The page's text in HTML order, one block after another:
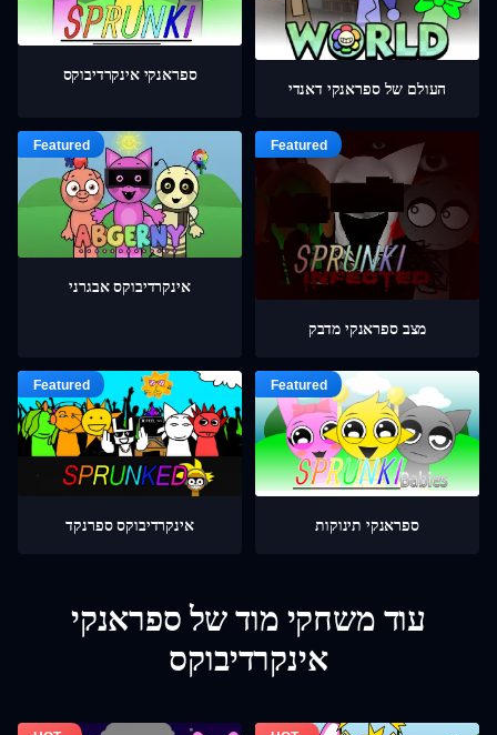
ספראנקי אינקרדיבוקס
העולם של ספראנקי דאנדי
אינקרדיבוקס אבגרני
מצב ספראנקי מדבק
אינקרדיבוקס ספרנקד ספראנקי תינוקות
עוד משחקי מוד של ספראנקי
אינקרדיבוקס